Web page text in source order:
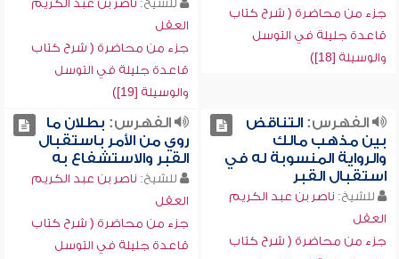
جزء من محاضرة ( شرح كتاب
قاعدة جليلة في التوسل
والوسيلة [18])
للشيخ: ناصر بن عبد الكريم
العقل
جزء من محاضرة ( شرح كتاب
قاعدة جليلة في التوسل
والوسيلة [19])
الفهرس:التناقض
بين مذهب مالك
والرواية المنسوبة له في
استقبال القبر
للشيخ: ناصر بن عبد الكريم
العقل
جزء من محاضرة ( شرح كتاب
الفهرس: بطلان ما
روي من الأمر باستقبال
القبر والاستشفاع به
للشيخ: ناصر بن عبد الكريم
العقل
جزء من محاضرة ( شرح كتاب
قاعدة جليلة في التوسل